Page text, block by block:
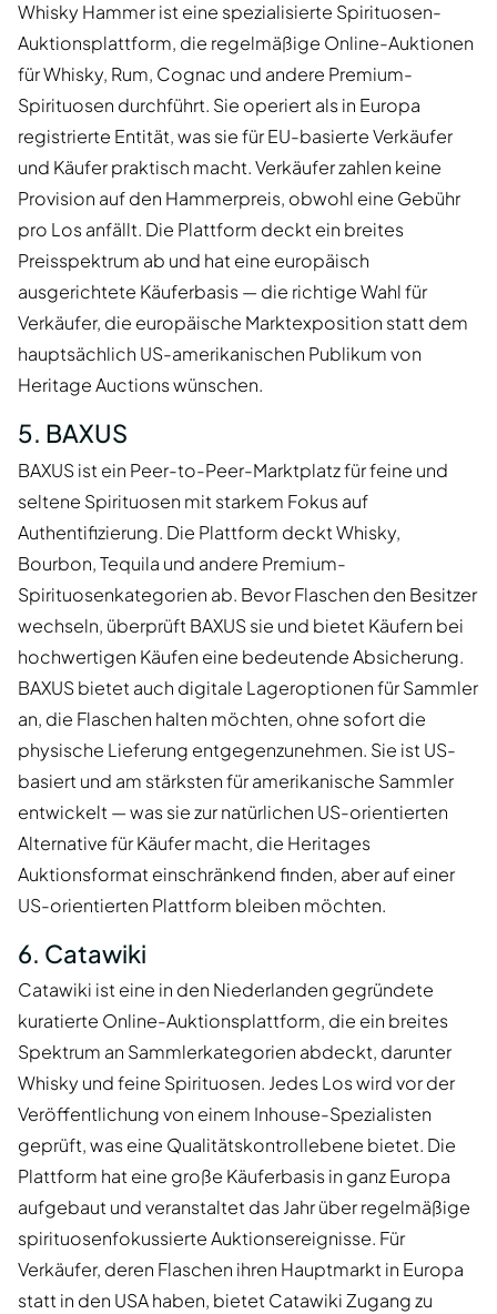
Whisky Hammer ist eine spezialisierte Spirituosen-
Auktionsplattform, die regelmäßige Online-Auktionen
für Whisky, Rum, Cognac und andere Premium-
Spirituosen durchführt. Sie operiert als in Europa
registrierte Entität, was sie für EU-basierte Verkäufer
und Käufer praktisch macht. Verkäufer zahlen keine
Provision auf den Hammerpreis, obwohl eine Gebühr
pro Los anfällt. Die Plattform deckt ein breites
Preisspektrum ab und hat eine europäisch
ausgerichtete Käuferbasis — die richtige Wahl für
Verkäufer, die europäische Marktexposition statt dem
hauptsächlich US-amerikanischen Publikum von
Heritage Auctions wünschen.
5. BAXUS
BAXUS ist ein Peer-to-Peer-Marktplatz für feine und
seltene Spirituosen mit starkem Fokus auf
Authentifizierung. Die Plattform deckt Whisky,
Bourbon, Tequila und andere Premium-
Spirituosenkategorien ab. Bevor Flaschen den Besitzer
wechseln, überprüft BAXUS sie und bietet Käufern bei
hochwertigen Käufen eine bedeutende Absicherung.
BAXUS bietet auch digitale Lageroptionen für Sammler
an, die Flaschen halten möchten, ohne sofort die
physische Lieferung entgegenzunehmen. Sie ist US-
basiert und am stärksten für amerikanische Sammler
entwickelt — was sie zur natürlichen US-orientierten
Alternative für Käufer macht, die Heritages
Auktionsformat einschränkend finden, aber auf einer
US-orientierten Plattform bleiben möchten.
6. Catawiki
Catawiki ist eine in den Niederlanden gegründete
kuratierte Online-Auktionsplattform, die ein breites
Spektrum an Sammlerkategorien abdeckt, darunter
Whisky und feine Spirituosen. Jedes Los wird vor der
Veröffentlichung von einem Inhouse-Spezialisten
geprüft, was eine Qualitätskontrollebene bietet. Die
Plattform hat eine große Käuferbasis in ganz Europa
aufgebaut und veranstaltet das Jahr über regelmäßige
spirituosenfokussierte Auktionsereignisse. Für
Verkäufer, deren Flaschen ihren Hauptmarkt in Europa
statt in den USA haben, bietet Catawiki Zugang zu